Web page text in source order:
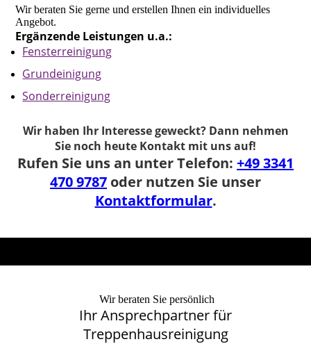
Wir beraten Sie gerne und erstellen Ihnen ein individuelles
Angebot.
Ergänzende Leistungen u.a.:
Fensterreinigung
Grundeinigung
Sonderreinigung
Wir haben Ihr Interesse geweckt? Dann nehmen
Sie noch heute Kontakt mit uns auf!
Rufen Sie uns an unter Telefon: +49 3341
470 9787 oder nutzen Sie unser
Kontaktformular.
Wir beraten Sie persönlich
Ihr Ansprechpartner für
Treppenhausreinigung